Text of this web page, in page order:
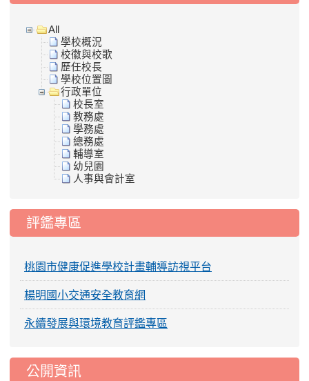
All
學校概況
校徽與校歌
歷任校長
學校位置圖
行政單位
校長室
教務處
學務處
總務處
輔導室
幼兒園
人事與會計室
評鑑專區
桃園市健康促進學校計畫輔導訪視平台
楊明國小交通安全教育網
永續發展與環境教育評鑑專區
公開資訊